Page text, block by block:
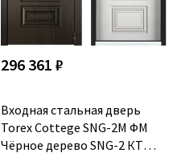
296 361 ₽
Входная стальная дверь
Torex Cottege SNG-2M ФM
Чёрное дерево SNG-2 КТ